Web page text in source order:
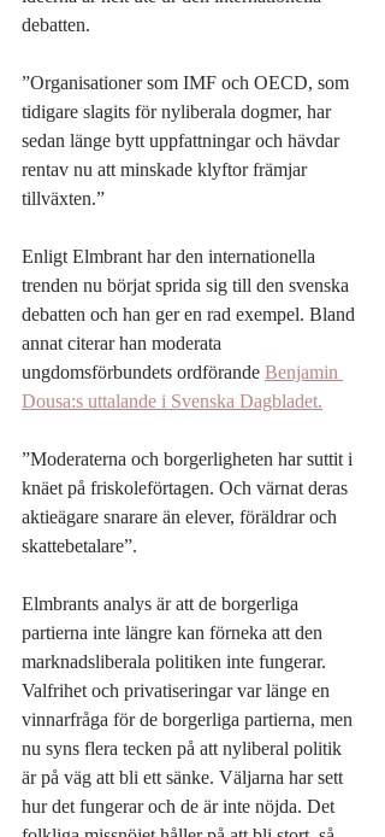
debatten.
”Organisationer som IMF och OECD, som
tidigare slagits för nyliberala dogmer, har
sedan länge bytt uppfattningar och hävdar
rentav nu att minskade klyftor främjar
tillväxten.”
Enligt Elmbrant har den internationella
trenden nu börjat sprida sig till den svenska
debatten och han ger en rad exempel. Bland
annat citerar han moderata
ungdomsförbundets ordförande Benjamin
Dousa:s uttalande i Svenska Dagbladet.
”Moderaterna och borgerligheten har suttit i
knäet på friskoleförtagen. Och värnat deras
aktieägare snarare än elever, föräldrar och
skattebetalare”.
Elmbrants analys är att de borgerliga
partierna inte längre kan förneka att den
marknadsliberala politiken inte fungerar.
Valfrihet och privatiseringar var länge en
vinnarfråga för de borgerliga partierna, men
nu syns flera tecken på att nyliberal politik
är på väg att bli ett sänke. Väljarna har sett
hur det fungerar och de är inte nöjda. Det